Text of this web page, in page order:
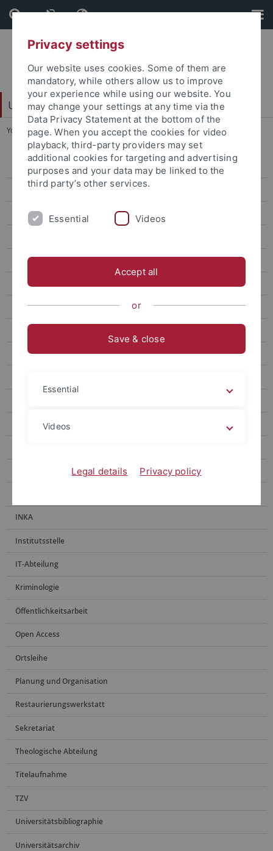
Skip
to
content
Skip
to
footer
University Library
You are here: Home ... Information Ammerbau
Bereichsbibliothek
Digitalisierungszentrum
Dokumentlieferung
E-Learning
E-Medien
E-Publikationen
Erwerbung
Fachinformationsdienste
Historischer Lesesaal
INKA
Institutsstelle
IT-Abteilung
Kriminologie
Öffentlichkeitsarbeit
Open Access
Ortsleihe
Planung und Organisation
Restaurierungswerkstatt
Sekretariat
Theologische Abteilung
Titelaufnahme
TZV
Universitätsbibliographie
Universitätsarchiv
Privacy settings
Our website uses cookies. Some of them are
mandatory, while others allow us to improve
your experience while using our website. You
may change your settings at any time via the
Data Privacy Statement at the bottom of the
page. When you accept the cookies for video
playback, third-party providers may set
additional cookies for targeting and advertising
purposes and your data may be linked to the
third party’s other services.
Essential Videos
Accept all
or
Save & close
Essential
Videos
Legal details Privacy policy